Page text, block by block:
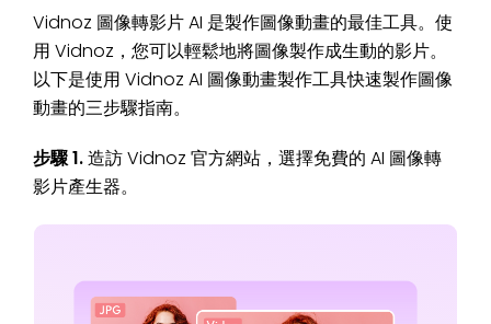
Vidnoz 圖像轉影片 AI 是製作圖像動畫的最佳工具。使
用 Vidnoz，您可以輕鬆地將圖像製作成生動的影片。
以下是使用 Vidnoz AI 圖像動畫製作工具快速製作圖像
動畫的三步驟指南。
步驟 1.造訪 Vidnoz 官方網站，選擇免費的 AI 圖像轉
影片產生器。